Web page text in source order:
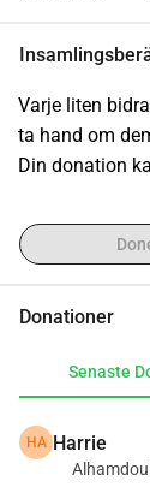
Varje liten
ta hand om
Din donation
Donationer
Senaste
HA Harrie